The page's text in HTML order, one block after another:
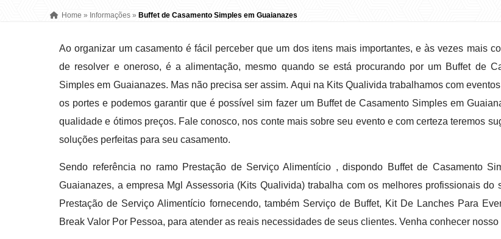
Home » Informações » Buffet de Casamento Simples em Guaianazes
Ao organizar um casamento é fácil perceber que um dos itens mais importantes, e às vezes mais
de resolver e oneroso, é a alimentação, mesmo quando se está procurando por um Buffet de
Simples em Guaianazes. Mas não precisa ser assim. Aqui na Kits Qualivida trabalhamos com
os portes e podemos garantir que é possível sim fazer um Buffet de Casamento Simples em
qualidade e ótimos preços. Fale conosco, nos conte mais sobre seu evento e com certeza teremos
soluções perfeitas para seu casamento.
Sendo referência no ramo Prestação de Serviço Alimentício , dispondo Buffet de Casamento
Guaianazes, a empresa Mgl Assessoria (Kits Qualivida) trabalha com os melhores profissionais do
Prestação de Serviço Alimentício fornecendo, também Serviço de Buffet, Kit De Lanches Para
Break Valor Por Pessoa, para atender as reais necessidades de seus clientes. Venha conhecer